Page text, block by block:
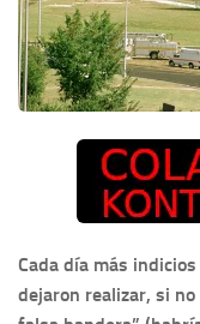
Cada día más
dejaron realizar, si